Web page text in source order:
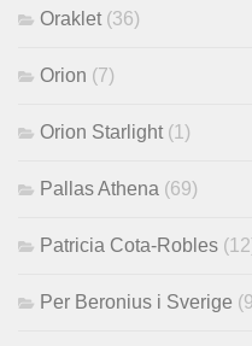
Oraklet (36)
Orion (7)
Orion Starlight (1)
Pallas Athena (69)
Patricia Cota-Robles
Per Beronius i Sverige